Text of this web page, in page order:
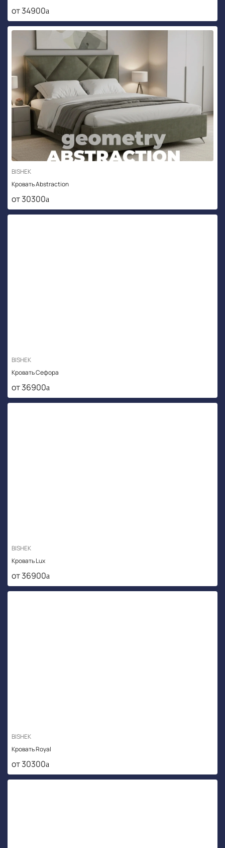
от 34900
BISHEK
Кровать Abstraction
от 30300
BISHEK
Кровать Сефора
от 36900
BISHEK
Кровать Lux
от 36900
BISHEK
Кровать Royal
от 30300